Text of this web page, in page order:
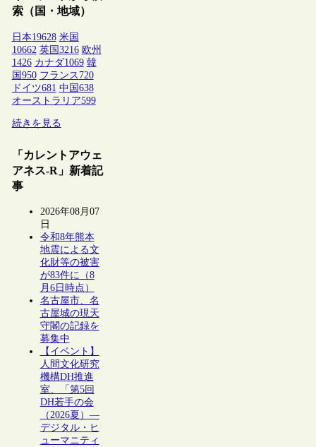
索（国・地域）
日本19628 米国
10662 英国3216 欧州
1426 カナダ1069 韓
国950 フランス 720
ドイツ681 中国638
オーストラリア599
続きを見る
「カレントアウェ
アネス-R」新着記
事
2026年08月07
日
令和8年熊本
地震による文
化財等の被害
が83件に（8
月6日時点）
名古屋市、名
古屋城の現天
守閣の記録を
募集中
【イベント】
人間文化研究
機構DH推進
室、「第5回
DH若手の会
（2026夏）―
デジタル・ヒ
ューマニティ